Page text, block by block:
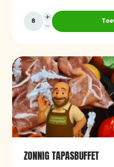
ZONNIG TAPASBUFFET